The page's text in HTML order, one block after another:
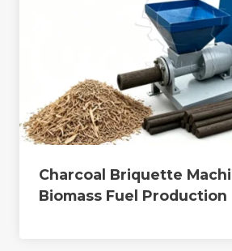
Charcoal Briquette
Biomass Fuel Production